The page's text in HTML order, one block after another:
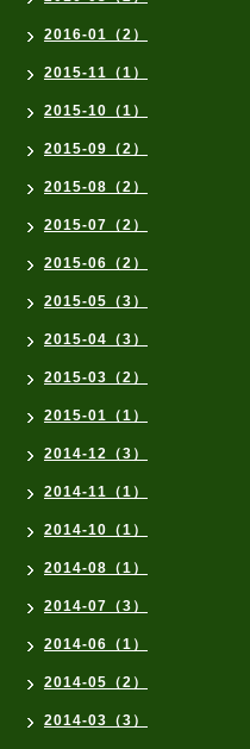
2016-01（2）
2015-11（1）
2015-10（1）
2015-09（2）
2015-08（2）
2015-07（2）
2015-06（2）
2015-05（3）
2015-04（3）
2015-03（2）
2015-01（1）
2014-12（3）
2014-11（1）
2014-10（1）
2014-08（1）
2014-07（3）
2014-06（1）
2014-05（2）
2014-03（3）